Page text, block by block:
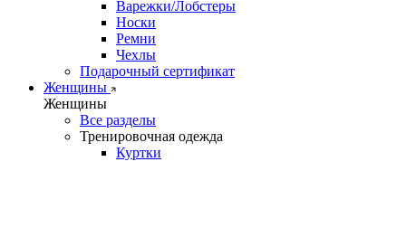
Варежки/Лобстеры
Носки
Ремни
Чехлы
Подарочный сертификат
Женщины
Женщины
Все разделы
Тренировочная одежда
Куртки